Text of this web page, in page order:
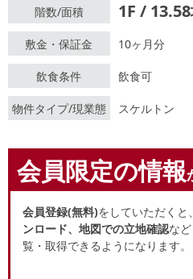
階数/面積 1F /
敷金・保証金 10ヶ月分
飲食条件 飲食可
物件タイプ/現業態 スケルトン
会員限定の情報
会員登録(無料)をしていただくと
ンロード、地図での立地確認など
覧・取得できるようになります。